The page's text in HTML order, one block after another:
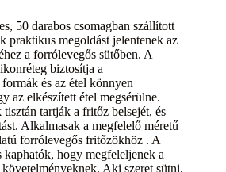
50 darabos csomagban szállított
megoldást jelentenek az
a forrólevegős sütőben. A
biztosítja a
és az étel könnyen
az elkészített étel megsérülne.
tartják a fritőz belsejét, és
Alkalmasak a megfelelő méretű
forrólevegős fritőzökhöz . A
kaphatók, hogy megfeleljenek a
Aki szeret sütni,